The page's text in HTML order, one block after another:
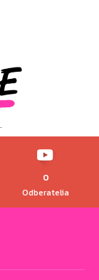
0
Odberatelia